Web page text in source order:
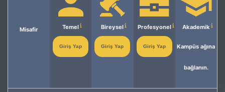
Misafir Temel
Giriş Yap
Bireysel
Giriş Yap
Profesyonel
Giriş Yap
Akademik
Kampüs ağına
bağlanın.